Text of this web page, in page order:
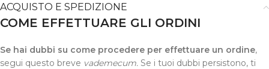
ACQUISTO E SPEDIZIONE
COME EFFETTUARE GLI ORDINI
Se hai dubbi su come procedere per effettuare un ordine,
segui questo breve vademecum. Se i tuoi dubbi persistono, ti